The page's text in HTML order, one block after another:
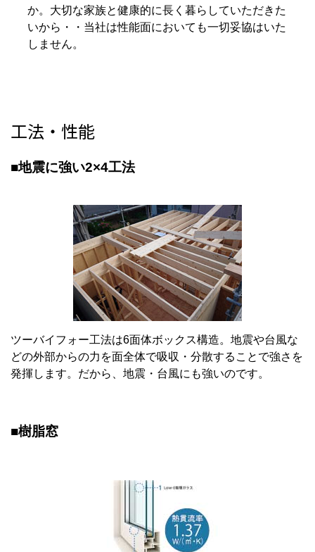
か。大切な家族と健康的に長く暮らしていただきた
いから・・当社は性能面においても一切妥協はいた
しません。
工法・性能
■地震に強い2×4工法
ツーバイフォー工法は6面体ボックス構造。地震や台風な
どの外部からの力を面全体で吸収・分散することで強さを
発揮します。だから、地震・台風にも強いのです。
■樹脂窓